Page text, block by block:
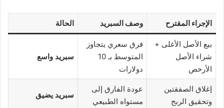
الإجراء المقترح وصف السبريد الحالة
بيع الأصل الأغلى +
شراء الأصل
الأرخص
فرق سعري يتجاوز
المتوسط بـ 10
دولارات
سبريد واسع
إغلاق الصفقتين
وتحقيق الربح
عودة الفارق إلى
مستواه الطبيعي
سبريد يضيق